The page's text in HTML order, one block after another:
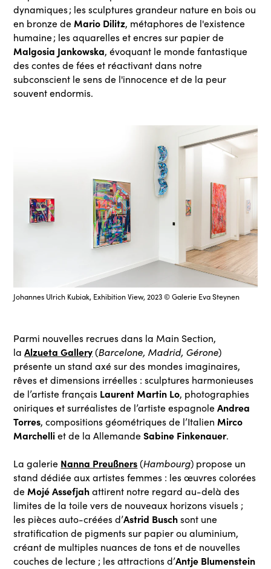
dynamiques ; les sculptures grandeur nature en bois ou
en bronze deMario Dilitz, métaphores de l'existence
humaine ; les aquarelles et encres sur papier de
Malgosia Jankowska, évoquant le monde fantastique
des contes de fées et réactivant dans notre
subconscient le sens de l'innocence et de la peur
souvent endormis.
Johannes Ulrich Kubiak, Exhibition View, 2023 © Galerie Eva Steynen
Parmi nouvelles recrues dans la Main Section,
laAlzueta Gallery(Barcelone, Madrid, Gérone)
présente un stand axé sur des mondes imaginaires,
rêves et dimensions irréelles : sculptures harmonieuses
de l’artiste français Laurent Martin Lo, photographies
oniriques et surréalistes de l’artiste espagnoleAndrea
Torres, compositions géométriques de l’Italien Mirco
Marchelliet de la AllemandeSabine Finkenauer.
La galerie Nanna Preußners(Hambourg) propose un
stand dédiée aux artistes femmes : les œuvres colorées
de Mojé Assefjahattirent notre regard au-delà des
limites de la toile vers de nouveaux horizons visuels ;
les pièces auto-créées d’Astrid Buschsont une
stratification de pigments sur papier ou aluminium,
créant de multiples nuances de tons et de nouvelles
couches de lecture ; les attractions d’Antje Blumenstein